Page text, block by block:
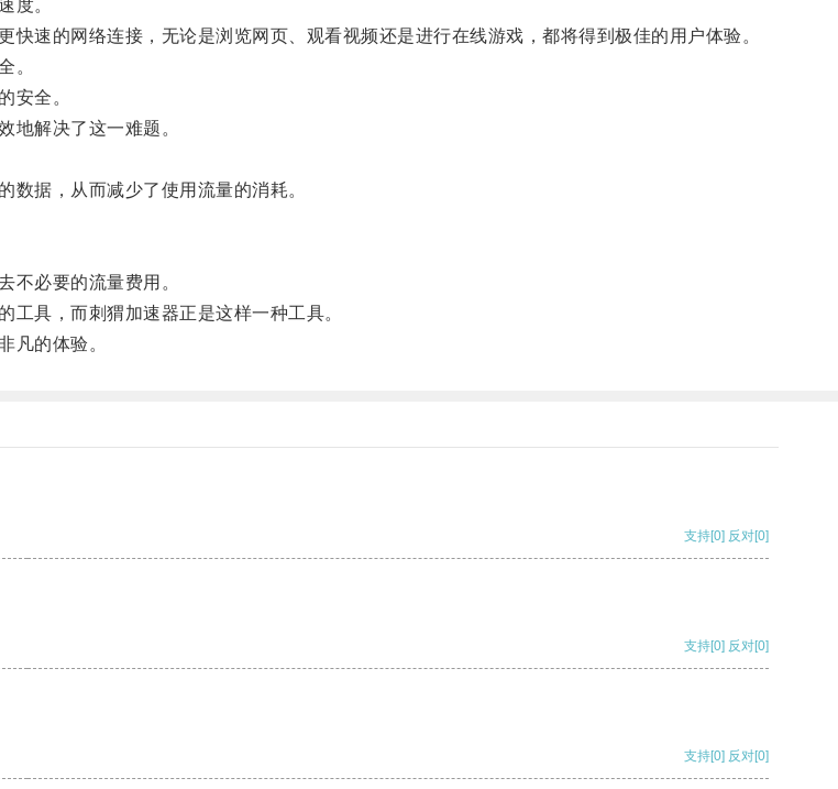
度。
的网络连接，无论是浏览网页、观看视频还是进行在线游戏，都将得到极佳的用户体验。
。
安全。
解决了这一难题。
据，从而减少了使用流量的消耗。
必要的流量费用。
具，而刺猬加速器正是这样一种工具。
的体验。
支持[0] 反对[0]
支持[0] 反对[0]
支持[0] 反对[0]